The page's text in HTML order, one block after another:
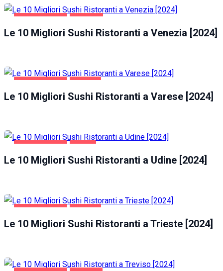
Le 10 Migliori Sushi Ristoranti a Venezia [2024]
Le 10 Migliori Sushi Ristoranti a Varese [2024]
Le 10 Migliori Sushi Ristoranti a Udine [2024]
Le 10 Migliori Sushi Ristoranti a Trieste [2024]